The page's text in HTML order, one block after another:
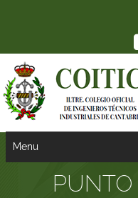
Menu
PUNTO